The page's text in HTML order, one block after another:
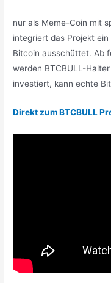
nur als Meme-Coin mit
integriert das Projekt
Bitcoin ausschüttet. Ab
werden BTCBULL-
investiert, kann echte
Direkt zum BTCBULL